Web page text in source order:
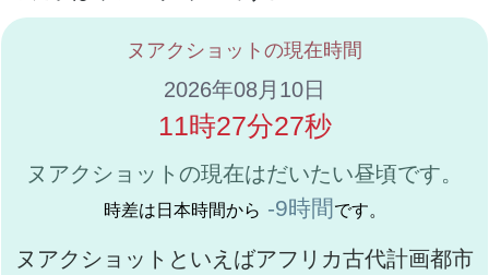
ヌアクショットの現在時間
2026年08月10日
11時27分27秒
ヌアクショットの現在はだいたい昼頃です。
時差は日本時間から -9時間 です。
ヌアクショットといえばアフリカ古代計画都市